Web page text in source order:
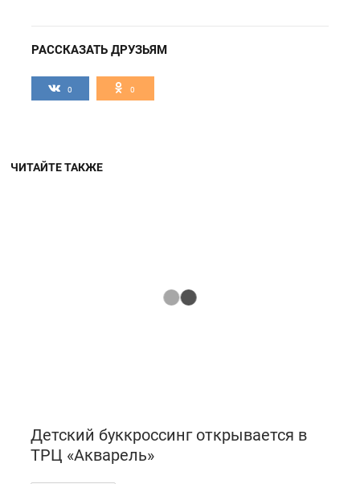
РАССКАЗАТЬ ДРУЗЬЯМ
0 0
ЧИТАЙТЕ ТАКЖЕ
Детский буккроссинг открывается в
ТРЦ «Акварель»